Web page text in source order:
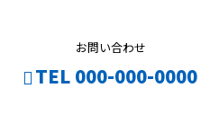
お問い合わせ
TEL 000-000-0000